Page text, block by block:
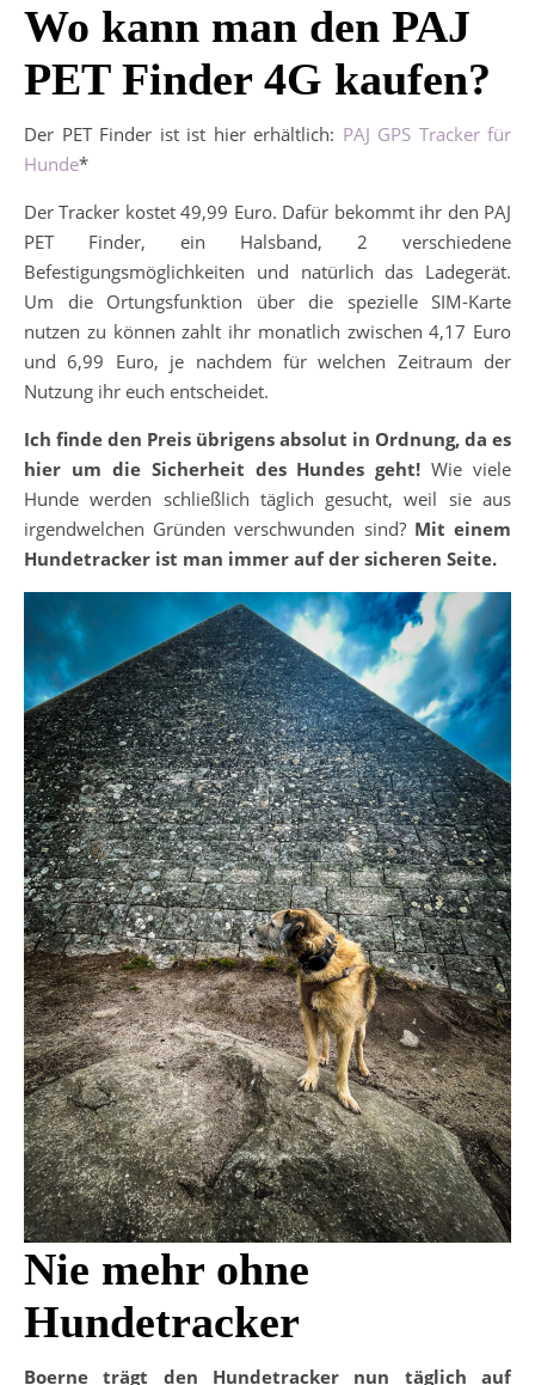
Wo kann man den PAJ
PET Finder 4G kaufen?
Der PET Finder ist ist hier erhältlich: PAJ GPS Tracker für
Hunde*
Der Tracker kostet 49,99 Euro. Dafür bekommt ihr den PAJ
PET Finder, ein Halsband, 2 verschiedene
Befestigungsmöglichkeiten und natürlich das Ladegerät.
Um die Ortungsfunktion über die spezielle SIM-Karte
nutzen zu können zahlt ihr monatlich zwischen 4,17 Euro
und 6,99 Euro, je nachdem für welchen Zeitraum der
Nutzung ihr euch entscheidet.
Ich finde den Preis übrigens absolut in Ordnung, da es
hier um die Sicherheit des Hundes geht! Wie viele
Hunde werden schließlich täglich gesucht, weil sie aus
irgendwelchen Gründen verschwunden sind? Mit einem
Hundetracker ist man immer auf der sicheren Seite.
Nie mehr ohne
Hundetracker
Boerne trägt den Hundetracker nun täglich auf